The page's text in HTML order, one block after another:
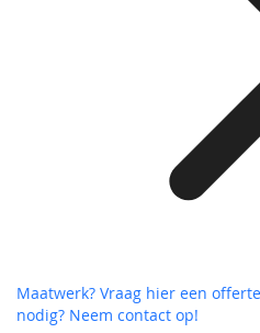
Maatwerk? Vraag hier een
nodig? Neem contact op!